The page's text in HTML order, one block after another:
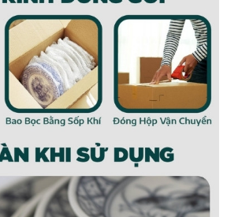
chuối S3 men nâu Bát Tràng
nâu gốm sứ Bát Trànglà sự kết